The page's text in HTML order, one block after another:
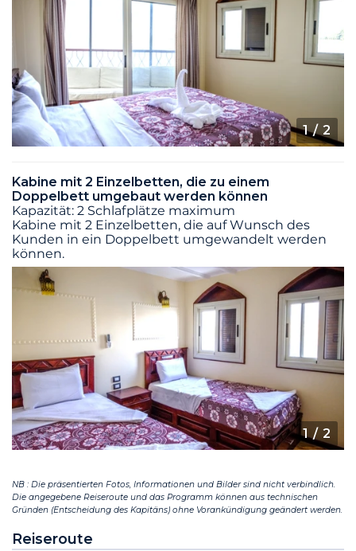
1/ 2
Kabine mit 2 Einzelbetten, die zu einem
Doppelbett umgebaut werden können
Kapazität: 2 Schlafplätze maximum
Kabine mit 2 Einzelbetten, die auf Wunsch des
Kunden in ein Doppelbett umgewandelt werden
können.
1/ 2
NB : Die präsentierten Fotos, Informationen und Bilder sind nicht verbindlich.
Die angegebene Reiseroute und das Programm können aus technischen
Gründen (Entscheidung des Kapitäns) ohne Vorankündigung geändert werden.
Reiseroute